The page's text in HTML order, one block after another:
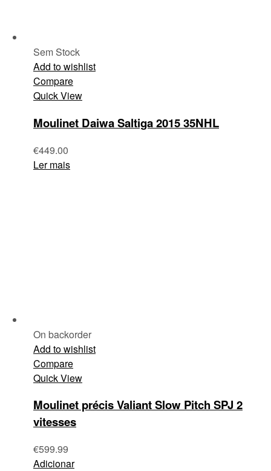
Sem Stock
Add to wishlist
Compare
Quick View
Moulinet Daiwa Saltiga 2015 35NHL
€449.00
Ler mais
On backorder
Add to wishlist
Compare
Quick View
Moulinet précis Valiant Slow Pitch SPJ 2
vitesses
€599.99
Adicionar